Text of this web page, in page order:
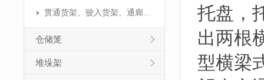
贯通货架、驶入货架、通廊货架
仓储笼
堆垛架
托盘，
出两根
型横梁